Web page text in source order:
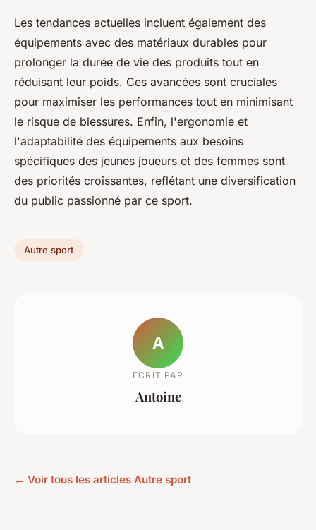
Les tendances actuelles incluent également des
équipements avec des matériaux durables pour
prolonger la durée de vie des produits tout en
réduisant leur poids. Ces avancées sont cruciales
pour maximiser les performances tout en minimisant
le risque de blessures. Enfin, l'ergonomie et
l'adaptabilité des équipements aux besoins
spécifiques des jeunes joueurs et des femmes sont
des priorités croissantes, reflétant une diversification
du public passionné par ce sport.
Autre sport
A
ECRIT PAR
Antoine
← Voir tous les articles Autre sport